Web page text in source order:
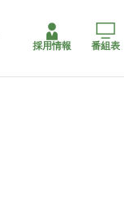
採用情報 番組表